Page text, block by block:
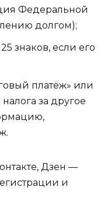
Федеральной
долгом);
знаков, если его
платёж» или
за другое
Дзен —
и